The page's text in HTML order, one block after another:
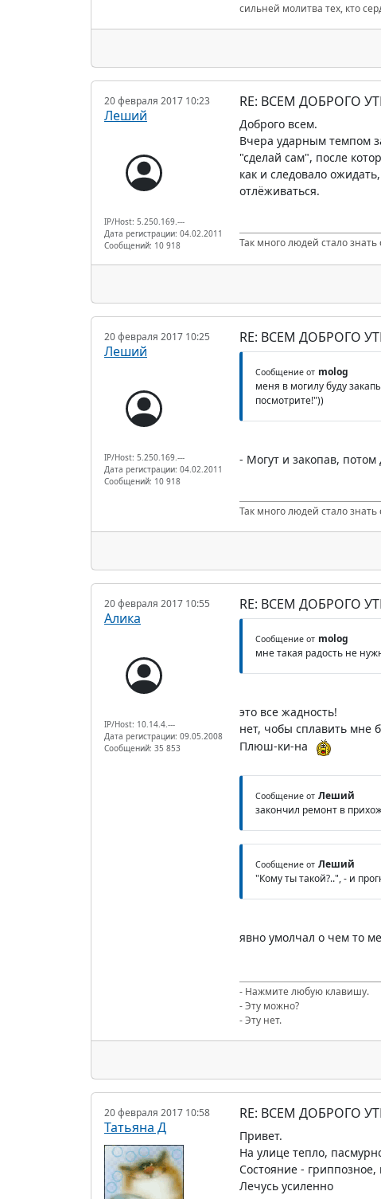
сильней молитва тех, кто
20 февраля 2017 10:23
Леший
IP/Host: 5.250.169.---
Дата регистрации: 04.02.2011
Сообщений: 10 918
RE: ВСЕМ ДОБРОГО
Доброго всем.
Вчера ударным темпом
"сделай сам", после
как и следовало
отлёживаться.
Так много людей стало знать
20 февраля 2017 10:25
Леший
IP/Host: 5.250.169.---
Дата регистрации: 04.02.2011
Сообщений: 10 918
RE: ВСЕМ ДОБРОГО
Сообщение от molog
меня в могилу буду
посмотрите!"))
- Могут и закопав, потом
Так много людей стало знать
20 февраля 2017 10:55
Алика
IP/Host: 10.14.4.---
Дата регистрации: 09.05.2008
Сообщений: 35 853
RE: ВСЕМ ДОБРОГО
Сообщение от molog
мне такая радость не
это все жадность!
нет, чобы сплавить мне
Плюш-ки-на
Сообщение от Леший
закончил ремонт в
Сообщение от Леший
"Кому ты такой?..", - и
явно умолчал о чем то
- Нажмите любую клавишу.
- Эту можно?
- Эту нет.
20 февраля 2017 10:58
Татьяна Д
RE: ВСЕМ ДОБРОГО
Привет.
На улице тепло,
Состояние -
Лечусь усиленно